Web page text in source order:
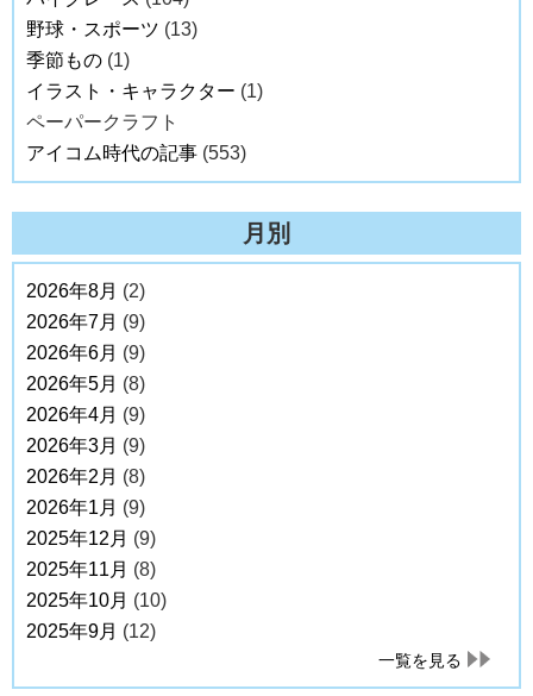
野球・スポーツ (13)
季節もの (1)
イラスト・キャラクター (1)
ペーパークラフト
アイコム時代の記事 (553)
月別
2026年8月 (2)
2026年7月 (9)
2026年6月 (9)
2026年5月 (8)
2026年4月 (9)
2026年3月 (9)
2026年2月 (8)
2026年1月 (9)
2025年12月 (9)
2025年11月 (8)
2025年10月 (10)
2025年9月 (12)
一覧を見る